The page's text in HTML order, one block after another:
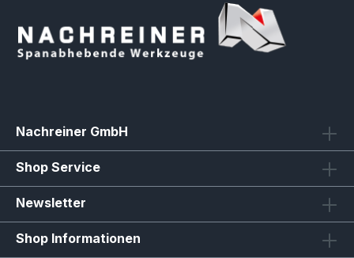
Nachreiner GmbH
Shop Service
Newsletter
Shop Informationen